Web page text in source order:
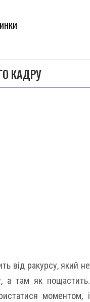
КАДРУ
від ракурсу, який не
а там як пощастить.
моментом, і